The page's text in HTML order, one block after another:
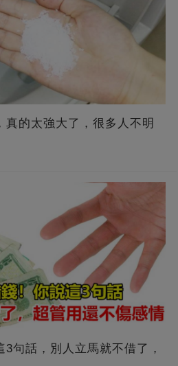
的太強大了，很多人不明
句話，別人立馬就不借了，